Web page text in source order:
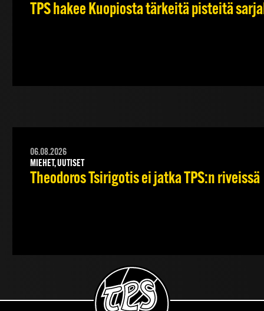
TPS hakee Kuopiosta tärkeitä pisteitä
06.08.2026
MIEHET, UUTISET
Theodoros Tsirigotis ei jatka TPS:n riveissä